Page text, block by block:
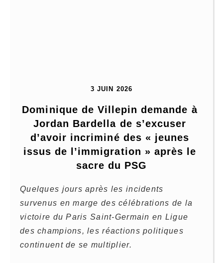
3 JUIN 2026
Dominique de Villepin demande à
Jordan Bardella de s’excuser
d’avoir incriminé des « jeunes
issus de l’immigration » après le
sacre du PSG
Quelques jours après les incidents
survenus en marge des célébrations de la
victoire du Paris Saint-Germain en Ligue
des champions, les réactions politiques
continuent de se multiplier.